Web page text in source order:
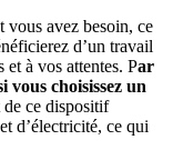
vous avez besoin, ce
d’un travail
à vos attentes. Par
vous choisissez un
de ce dispositif
d’électricité, ce qui